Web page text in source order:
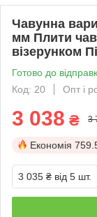
Чавунна
мм Плити
візерунком
Готово до
Код: 20
Опт і
3 038 ₴ 3
Економія
3 035 ₴ від 5 шт.